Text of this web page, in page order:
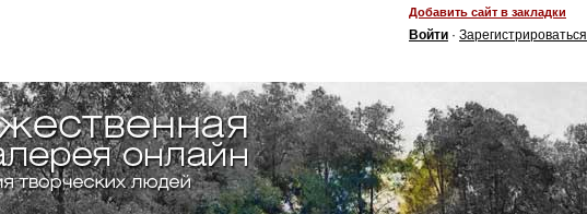
Добавить сайт в закладки
Войти · Зарегистрироваться